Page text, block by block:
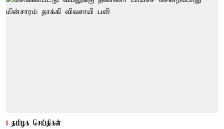
தமிழக செய்திகள்